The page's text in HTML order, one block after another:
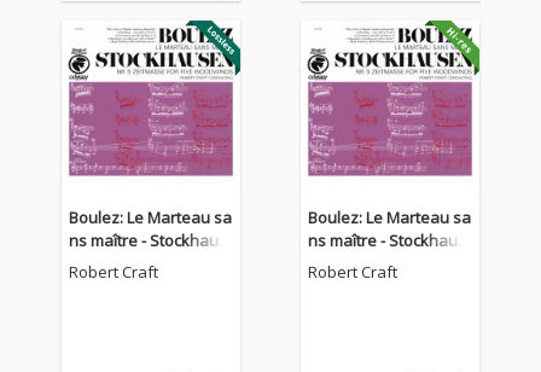
Boulez: Le Marteau sa
ns maître - Stockhaus
en: "Zeitmaße", Op. 5
Robert Craft
Boulez: Le Marteau sa
ns maître - Stockhaus
en: "Zeitmaße", Op. 5
Robert Craft